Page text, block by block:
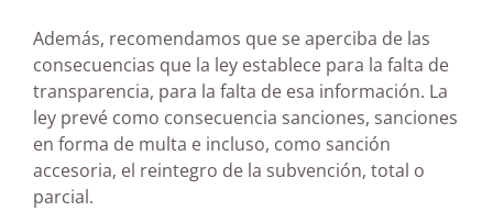
Además, recomendamos que se aperciba de las
consecuencias que la ley establece para la falta de
transparencia, para la falta de esa información. La
ley prevé como consecuencia sanciones, sanciones
en forma de multa e incluso, como sanción
accesoria, el reintegro de la subvención, total o
parcial.